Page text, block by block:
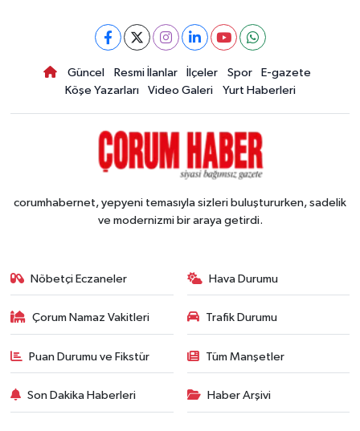
Güncel Resmi İlanlar İlçeler Spor
E-gazete
Köşe Yazarları
Video Galeri Yurt Haberleri
corumhabernet, yepyeni temasıyla sizleri buluştururken, sadelik
ve modernizmi bir araya getirdi.
Nöbetçi Eczaneler Hava Durumu
Çorum Namaz Vakitleri Trafik Durumu
Puan Durumu ve Fikstür Tüm Manşetler
Son Dakika Haberleri Haber Arşivi